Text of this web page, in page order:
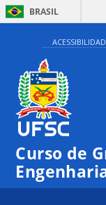
BRASIL
Curso de